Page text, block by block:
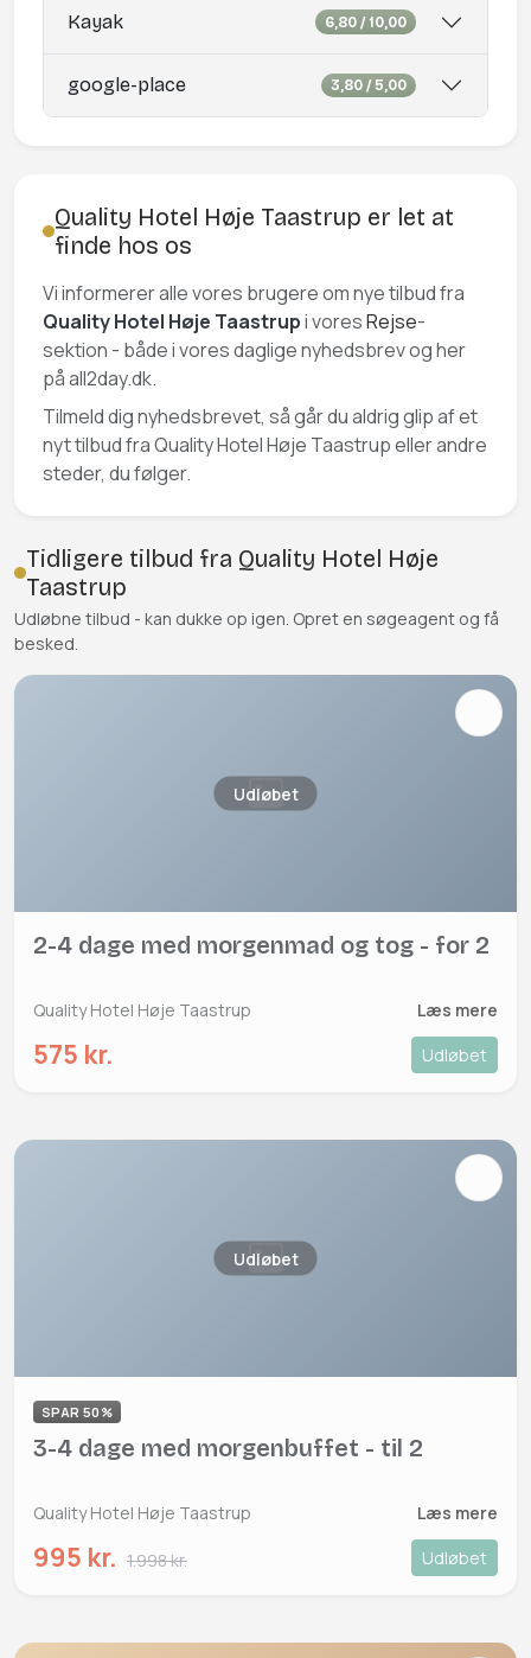
Kayak 6,80 / 10,00
google-place 3,80 / 5,00
Quality Hotel Høje Taastrup er let at
finde hos os
Vi informerer alle vores brugere om nye tilbud fra
Quality Hotel Høje Taastrupi voresRejse-
sektion - både i vores daglige nyhedsbrev og her
på all2day.dk.
Tilmeld dig nyhedsbrevet, så går du aldrig glip af et
nyt tilbud fra Quality Hotel Høje Taastrup eller andre
steder, du følger.
Tidligere tilbud fra Quality Hotel Høje
Taastrup
Udløbne tilbud - kan dukke op igen. Opret en søgeagent og få
besked.
Udløbet
2-4 dage med morgenmad og tog - for 2
Quality Hotel Høje Taastrup Læs mere
575 kr. Udløbet
Udløbet
SPAR 50%
3-4 dage med morgenbuffet - til 2
Quality Hotel Høje Taastrup Læs mere
995 kr. 1.998 kr. Udløbet